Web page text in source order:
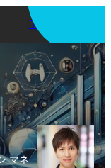
アプリを使う
マネ